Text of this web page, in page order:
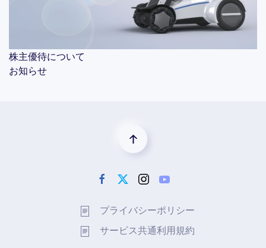
株主優待について
お知らせ
プライバシーポリシー
サービス共通利用規約